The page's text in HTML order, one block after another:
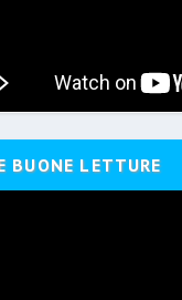
BUONE LETTURE